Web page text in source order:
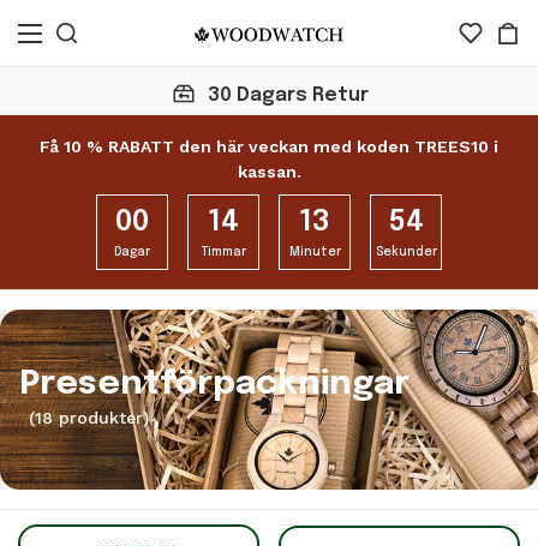
30 Dagars Retur
Få 10 % RABATT den här veckan med koden TREES10 i
kassan.
00
Dagar
14
Timmar
13
Minuter
54
Sekunder
Presentförpackningar
(18 produkter)